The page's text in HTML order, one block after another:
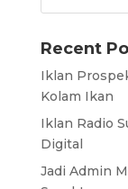
Recent
Iklan
Kolam Ikan
Iklan Radio
Digital
Jadi Admin